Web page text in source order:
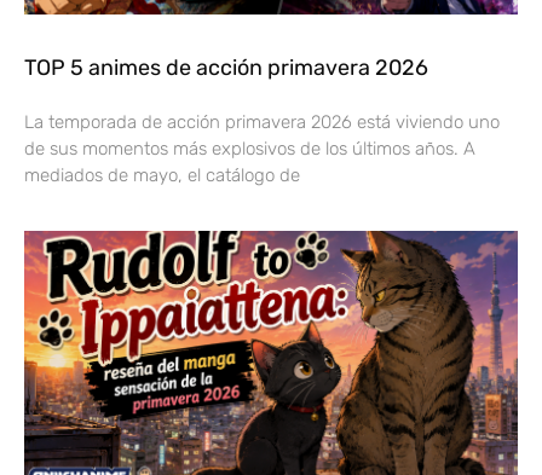
TOP 5 animes de acción primavera 2026
La temporada de acción primavera 2026 está viviendo uno
de sus momentos más explosivos de los últimos años. A
mediados de mayo, el catálogo de